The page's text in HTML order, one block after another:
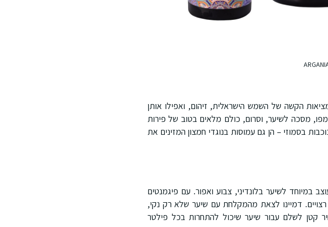
הקשה של השמש הישראלית, זיהום, ואפילו אותן
מסכה לשיער, וסרום, כולם מלאים בטוב של פירות
בסמוזי – הן גם עמוסות בנוגדי חמצון המזינים את
במיוחד לשיער בלונדיני, צבוע ואפור. עם פיגמנטים
רצויים. דמיינו לצאת מהמקלחת עם שיער שלא רק נקי,
טבעי. במחיר של 43.90 ₪, זה מחיר קטן לשלם עבור שיער שיכול להתחרות בכל פילטר